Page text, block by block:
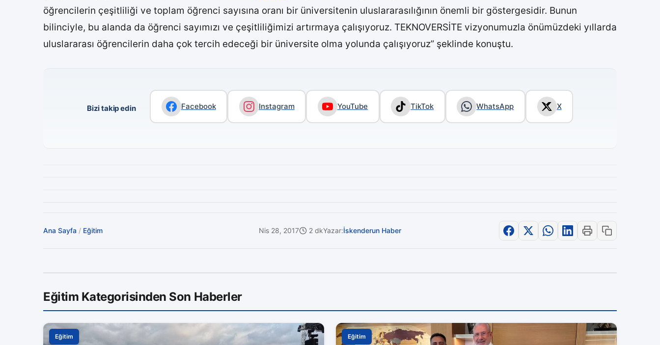
öğrencilerin çeşitliliği ve toplam öğrenci sayısına oranı bir üniversitenin uluslararasılığının önemli bir göstergesidir. Bunun
bilinciyle, bu alanda da öğrenci sayımızı ve çeşitliliğimizi artırmaya çalışıyoruz. TEKNOVERSİTE vizyonumuzla önümüzdeki yıllarda
uluslararası öğrencilerin daha çok tercih edeceği bir üniversite olma yolunda çalışıyoruz” şeklinde konuştu.
Bizi takip edin Facebook Instagram YouTube TikTok WhatsApp X
Ana Sayfa / Eğitim Nis 28, 2017 2 dkYazar:İskenderun Haber
Eğitim Kategorisinden Son Haberler
Eğitim Eğitim